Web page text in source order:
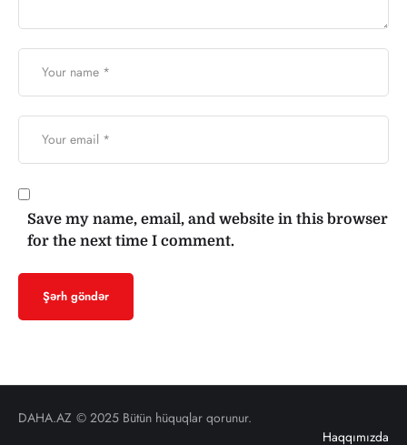
Save my name, email, and website in this browser
for the next time I comment.
DAHA.AZ © 2025 Bütün hüquqlar qorunur.
Haqqımızda